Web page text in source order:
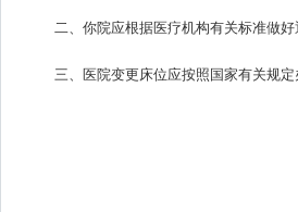
二、你院应根据医疗机构有关标准做
三、医院变更床位应按照国家有关规定